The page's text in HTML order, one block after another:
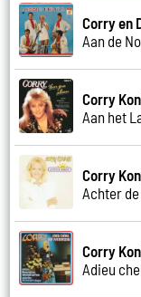
Corry en
Aan de
Corry
Aan het
Corry
Achter
Corry
Adieu